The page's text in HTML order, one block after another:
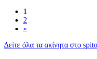
1
2
»
Δείτε όλα τα ακίνητα στο